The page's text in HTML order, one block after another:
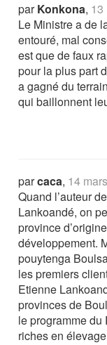
parKonkona, 13
Le Ministre a de
entouré, mal
est que de faux
pour la plus part
a gagné du
qui baillonnent
parcaca, 14
Quand l’auteur
Lankoandé, on
province
développement.
pouytenga
les premiers
Etienne
provinces de
le programme du
riches en